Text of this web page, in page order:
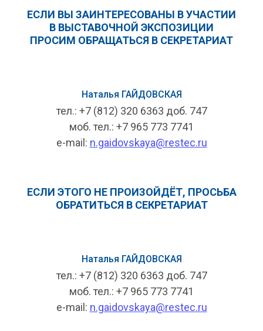
ЕСЛИ ВЫ ЗАИНТЕРЕСОВАНЫ В УЧАСТИИ
В ВЫСТАВОЧНОЙ ЭКСПОЗИЦИИ
ПРОСИМ ОБРАЩАТЬСЯ В СЕКРЕТАРИАТ
Наталья ГАЙДОВСКАЯ
тел.: +7 (812) 320 6363 доб. 747
моб. тел.: +7 965 773 7741
e-mail: n.gaidovskaya@restec.ru
ЕСЛИ ЭТОГО НЕ ПРОИЗОЙДЁТ, ПРОСЬБА
ОБРАТИТЬСЯ В СЕКРЕТАРИАТ
Наталья ГАЙДОВСКАЯ
тел.: +7 (812) 320 6363 доб. 747
моб. тел.: +7 965 773 7741
e-mail: n.gaidovskaya@restec.ru